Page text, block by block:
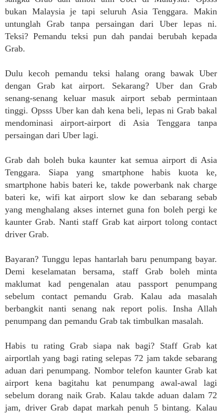
bukan Malaysia je tapi seluruh Asia Tenggara. Makin
untunglah Grab tanpa persaingan dari Uber lepas ni.
Teksi? Pemandu teksi pun dah pandai berubah kepada
Grab.
Dulu kecoh pemandu teksi halang orang bawak Uber
dengan Grab kat airport. Sekarang? Uber dan Grab
senang-senang keluar masuk airport sebab permintaan
tinggi. Opsss Uber kan dah kena beli, lepas ni Grab bakal
mendominasi airport-airport di Asia Tenggara tanpa
persaingan dari Uber lagi.
Grab dah boleh buka kaunter kat semua airport di Asia
Tenggara. Siapa yang smartphone habis kuota ke,
smartphone habis bateri ke, takde powerbank nak charge
bateri ke, wifi kat airport slow ke dan sebarang sebab
yang menghalang akses internet guna fon boleh pergi ke
kaunter Grab. Nanti staff Grab kat airport tolong contact
driver Grab.
Bayaran? Tunggu lepas hantarlah baru penumpang bayar.
Demi keselamatan bersama, staff Grab boleh minta
maklumat kad pengenalan atau passport penumpang
sebelum contact pemandu Grab. Kalau ada masalah
berbangkit nanti senang nak report polis. Insha Allah
penumpang dan pemandu Grab tak timbulkan masalah.
Habis tu rating Grab siapa nak bagi? Staff Grab kat
airportlah yang bagi rating selepas 72 jam takde sebarang
aduan dari penumpang. Nombor telefon kaunter Grab kat
airport kena bagitahu kat penumpang awal-awal lagi
sebelum dorang naik Grab. Kalau takde aduan dalam 72
jam, driver Grab dapat markah penuh 5 bintang. Kalau